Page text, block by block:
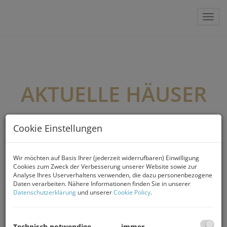
AKTUELLE HÄUSER
Cookie Einstellungen
Wir möchten auf Basis Ihrer (jederzeit widerrufbaren) Einwilligung
Cookies zum Zweck der Verbesserung unserer Website sowie zur
Analyse Ihres Userverhaltens verwenden, die dazu personenbezogene
Daten verarbeiten. Nähere Informationen finden Sie in unserer
Datenschutzerklärung und unsererCookie Policy.